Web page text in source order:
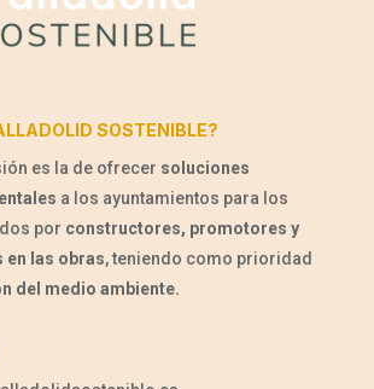
SOSTENIBLE?
es la de ofrecer soluciones
a los ayuntamientos para los
por constructores, promotores y
en las obras, teniendo como prioridad
del medio ambiente.